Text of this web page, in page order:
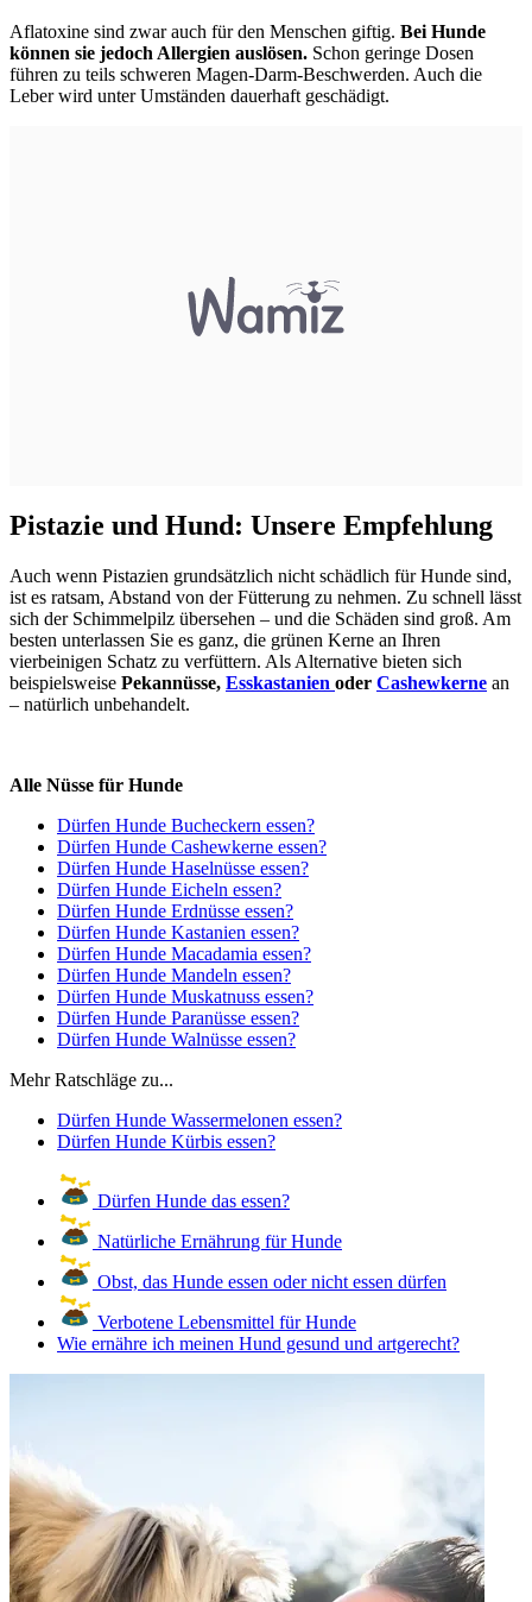
Aflatoxine sind zwar auch für den Menschen giftig. Bei Hunde
können sie jedoch Allergien auslösen. Schon geringe Dosen
führen zu teils schweren Magen-Darm-Beschwerden. Auch die
Leber wird unter Umständen dauerhaft geschädigt.
Pistazie und Hund: Unsere Empfehlung
Auch wenn Pistazien grundsätzlich nicht schädlich für Hunde sind,
ist es ratsam, Abstand von der Fütterung zu nehmen. Zu schnell lässt
sich der Schimmelpilz übersehen – und die Schäden sind groß. Am
besten unterlassen Sie es ganz, die grünen Kerne an Ihren
vierbeinigen Schatz zu verfüttern. Als Alternative bieten sich
beispielsweise Pekannüsse, Esskastanien oder Cashewkerne an
– natürlich unbehandelt.
Alle Nüsse für Hunde
Dürfen Hunde Bucheckern essen?
Dürfen Hunde Cashewkerne essen?
Dürfen Hunde Haselnüsse essen?
Dürfen Hunde Eicheln essen?
Dürfen Hunde Erdnüsse essen?
Dürfen Hunde Kastanien essen?
Dürfen Hunde Macadamia essen?
Dürfen Hunde Mandeln essen?
Dürfen Hunde Muskatnuss essen?
Dürfen Hunde Paranüsse essen?
Dürfen Hunde Walnüsse essen?
Mehr Ratschläge zu...
Dürfen Hunde Wassermelonen essen?
Dürfen Hunde Kürbis essen?
Dürfen Hunde das essen?
Natürliche Ernährung für Hunde
Obst, das Hunde essen oder nicht essen dürfen
Verbotene Lebensmittel für Hunde
Wie ernähre ich meinen Hund gesund und artgerecht?